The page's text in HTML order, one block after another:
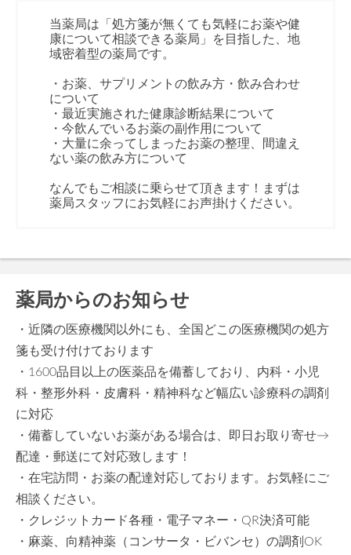
当薬局は「処方箋が無くても気軽にお薬や健
康について相談できる薬局」を目指した、地
域密着型の薬局です。
・お薬、サプリメントの飲み方・飲み合わせ
について
・最近実施された健康診断結果について
・今飲んでいるお薬の副作用について
・大量に余ってしまったお薬の整理、間違え
ない薬の飲み方について
なんでもご相談に乗らせて頂きます！まずは
薬局スタッフにお気軽にお声掛けください。
薬局からのお知らせ
・近隣の医療機関以外にも、全国どこの医療機関の処方
箋も受け付けております
・1600品目以上の医薬品を備蓄しており、内科・小児
科・整形外科・皮膚科・精神科など幅広い診療科の調剤
に対応
・備蓄していないお薬がある場合は、即日お取り寄せ→
配達・郵送にて対応致します！
・在宅訪問・お薬の配達対応しております。お気軽にご
相談ください。
・クレジットカード各種・電子マネー・QR決済可能
・麻薬、向精神薬（コンサータ・ビバンセ）の調剤OK